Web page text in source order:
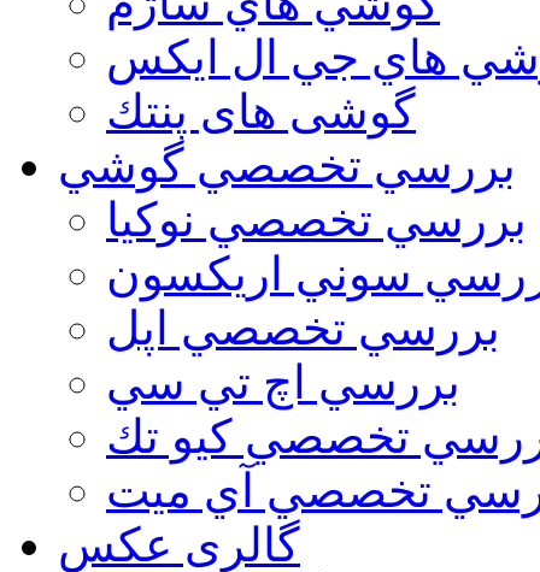
هاي جي ال ايكس
گوشی های پنتك
بررسي تخصصي گوشي
بررسي تخصصي نوكيا
سوني اريكسون
بررسي تخصصي اپل
بررسي اچ تي سي
تخصصي كيو تك
تخصصي آي ميت
گالری عکس